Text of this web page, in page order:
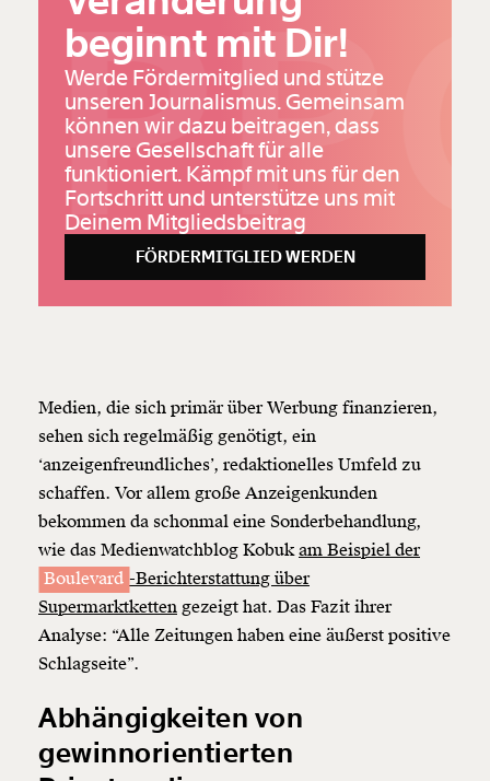
beginnt mit Dir!
Werde Fördermitglied und stütze
unseren Journalismus. Gemeinsam
können wir dazu beitragen, dass
unsere Gesellschaft für alle
funktioniert. Kämpf mit uns für den
Fortschritt und unterstütze uns mit
Deinem Mitgliedsbeitrag
FÖRDERMITGLIED WERDEN
Medien, die sich primär über Werbung finanzieren,
sehen sich regelmäßig genötigt, ein
‘anzeigenfreundliches’, redaktionelles Umfeld zu
schaffen. Vor allem große Anzeigenkunden
bekommen da schonmal eine Sonderbehandlung,
wie das Medienwatchblog Kobukam Beispiel der
Boulevard -Berichterstattung über
Supermarktketten gezeigt hat. Das Fazit ihrer
Analyse: “Alle Zeitungen haben eine äußerst positive
Schlagseite”.
Abhängigkeiten von
gewinnorientierten